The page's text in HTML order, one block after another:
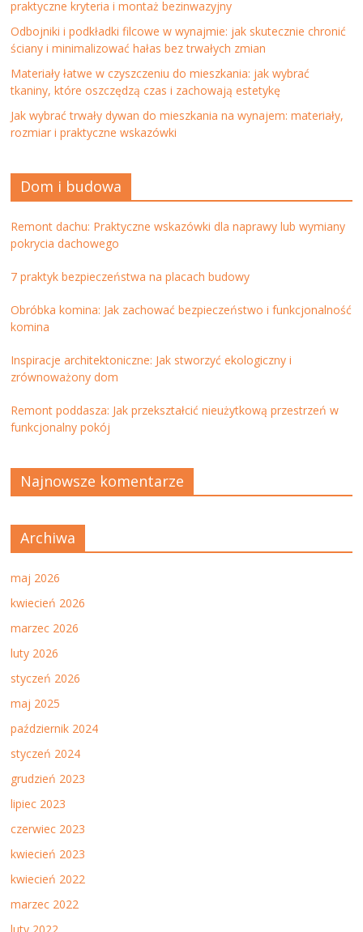
praktyczne kryteria i montaż bezinwazyjny
Odbojniki i podkładki filcowe w wynajmie: jak skutecznie chronić
ściany i minimalizować hałas bez trwałych zmian
Materiały łatwe w czyszczeniu do mieszkania: jak wybrać
tkaniny, które oszczędzą czas i zachowają estetykę
Jak wybrać trwały dywan do mieszkania na wynajem: materiały,
rozmiar i praktyczne wskazówki
Dom i budowa
Remont dachu: Praktyczne wskazówki dla naprawy lub wymiany
pokrycia dachowego
7 praktyk bezpieczeństwa na placach budowy
Obróbka komina: Jak zachować bezpieczeństwo i funkcjonalność
komina
Inspiracje architektoniczne: Jak stworzyć ekologiczny i
zrównoważony dom
Remont poddasza: Jak przekształcić nieużytkową przestrzeń w
funkcjonalny pokój
Najnowsze komentarze
Archiwa
maj 2026
kwiecień 2026
marzec 2026
luty 2026
styczeń 2026
maj 2025
październik 2024
styczeń 2024
grudzień 2023
lipiec 2023
czerwiec 2023
kwiecień 2023
kwiecień 2022
marzec 2022